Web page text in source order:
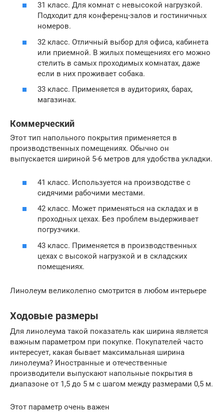
31 класс. Для комнат с невысокой нагрузкой.
Подходит для конференц-залов и гостиничных
номеров.
32 класс. Отличный выбор для офиса, кабинета
или приемной. В жилых помещениях его можно
стелить в самых проходимых комнатах, даже
если в них проживает собака.
33 класс. Применяется в аудиториях, барах,
магазинах.
Коммерческий
Этот тип напольного покрытия применяется в
производственных помещениях. Обычно он
выпускается шириной 5-6 метров для удобства укладки.
41 класс. Используется на производстве с
сидячими рабочими местами.
42 класс. Может применяться на складах и в
проходных цехах. Без проблем выдерживает
погрузчики.
43 класс. Применяется в производственных
цехах с высокой нагрузкой и в складских
помещениях.
Линолеум великолепно смотрится в любом интерьере
Ходовые размеры
Для линолеума такой показатель как ширина является
важным параметром при покупке. Покупателей часто
интересует, какая бывает максимальная ширина
линолеума? Иностранные и отечественные
производители выпускают напольные покрытия в
диапазоне от 1,5 до 5 м с шагом между размерами 0,5 м.
Этот параметр очень важен